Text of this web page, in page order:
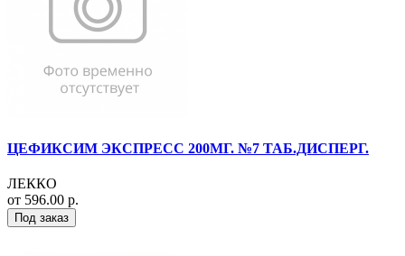
ЦЕФИКСИМ ЭКСПРЕСС 200МГ. №7 ТАБ.ДИСПЕРГ.
ЛЕККО
от 596.00 р.
Под заказ